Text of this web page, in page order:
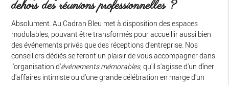
dehors des réunions professionnelles ?
Absolument. Au Cadran Bleu met à disposition des espaces
modulables, pouvant être transformés pour accueillir aussi bien
des événements privés que des réceptions d'entreprise. Nos
conseillers dédiés se feront un plaisir de vous accompagner dans
l'organisation d'événements mémorables, qu'il s'agisse d'un dîner
d'affaires intimiste ou d'une grande célébration en marge d'un